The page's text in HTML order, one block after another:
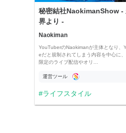
秘密結社NaokimanShow -
界より -
Naokiman
YouTuberのNaokimanが主体となり、
eだと規制されてしまう内容を中心に
限定のライブ配信やオリ…
運営ツール
ライフスタイル